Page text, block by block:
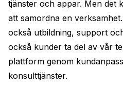
tjänster och appar. Men det
att samordna en
också utbildning, support
också kunder ta del av vår
plattform genom
konsulttjänster.